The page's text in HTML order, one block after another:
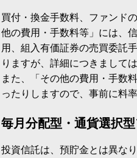
買付・換金手数料、ファンド
他の費用・手数料等」には、
用、組入有価証券の売買委託
りますが、詳細につきまして
また、「その他の費用・手数
ったりしますので、事前に料
毎月分配型・通貨選択
投資信託は、預貯金とは異な